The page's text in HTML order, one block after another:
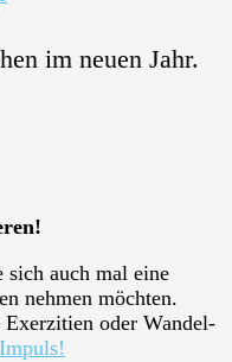
im neuen Jahr.
auch mal eine
nehmen möchten.
Exerzitien oder Wandel-